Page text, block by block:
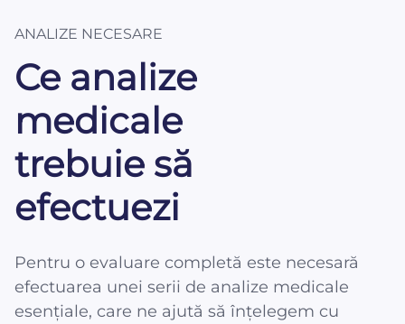
ANALIZE NECESARE
Ce analize
medicale
trebuie să
efectuezi
Pentru o evaluare completă este necesară
efectuarea unei serii de analize medicale
esențiale, care ne ajută să înțelegem cu